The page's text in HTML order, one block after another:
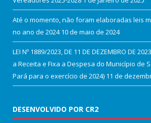
Até o momento, não foram elaboradas leis
no ano de 2024 10 de maio de 2024
LEI Nº 1889/2023, DE 11 DE DEZEMBRO DE
a Receita e Fixa a Despesa do Município de
Pará para o exercício de 2024) 11 de
DESENVOLVIDO POR CR2